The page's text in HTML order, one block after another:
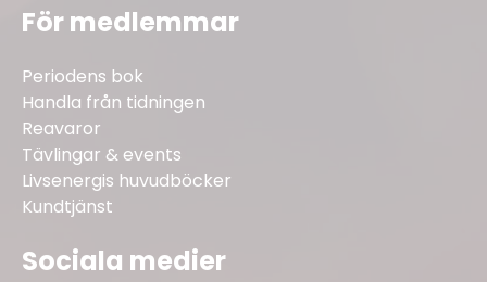
För medlemmar
Periodens bok
Handla från tidningen
Reavaror
Tävlingar & events
Livsenergis huvudböcker
Kundtjänst
Sociala medier